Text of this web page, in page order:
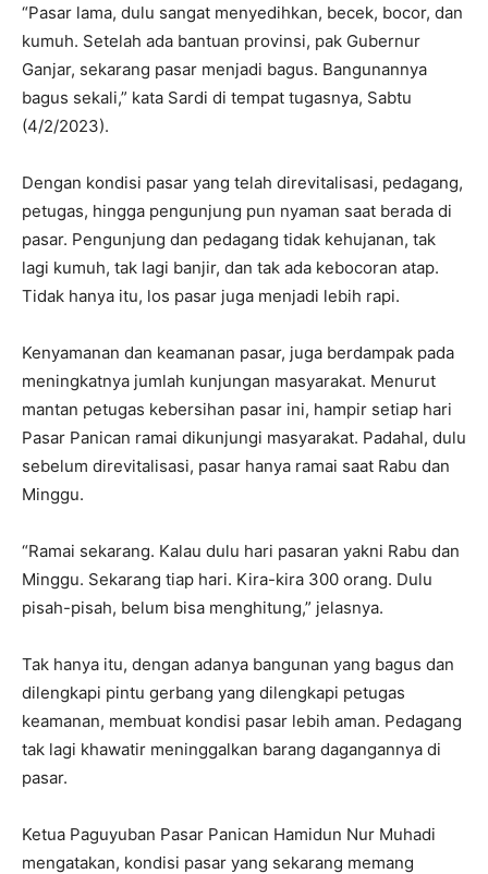
“Pasar lama, dulu sangat menyedihkan, becek, bocor, dan
kumuh. Setelah ada bantuan provinsi, pak Gubernur
Ganjar, sekarang pasar menjadi bagus. Bangunannya
bagus sekali,” kata Sardi di tempat tugasnya, Sabtu
(4/2/2023).
Dengan kondisi pasar yang telah direvitalisasi, pedagang,
petugas, hingga pengunjung pun nyaman saat berada di
pasar. Pengunjung dan pedagang tidak kehujanan, tak
lagi kumuh, tak lagi banjir, dan tak ada kebocoran atap.
Tidak hanya itu, los pasar juga menjadi lebih rapi.
Kenyamanan dan keamanan pasar, juga berdampak pada
meningkatnya jumlah kunjungan masyarakat. Menurut
mantan petugas kebersihan pasar ini, hampir setiap hari
Pasar Panican ramai dikunjungi masyarakat. Padahal, dulu
sebelum direvitalisasi, pasar hanya ramai saat Rabu dan
Minggu.
“Ramai sekarang. Kalau dulu hari pasaran yakni Rabu dan
Minggu. Sekarang tiap hari. Kira-kira 300 orang. Dulu
pisah-pisah, belum bisa menghitung,” jelasnya.
Tak hanya itu, dengan adanya bangunan yang bagus dan
dilengkapi pintu gerbang yang dilengkapi petugas
keamanan, membuat kondisi pasar lebih aman. Pedagang
tak lagi khawatir meninggalkan barang dagangannya di
pasar.
Ketua Paguyuban Pasar Panican Hamidun Nur Muhadi
mengatakan, kondisi pasar yang sekarang memang